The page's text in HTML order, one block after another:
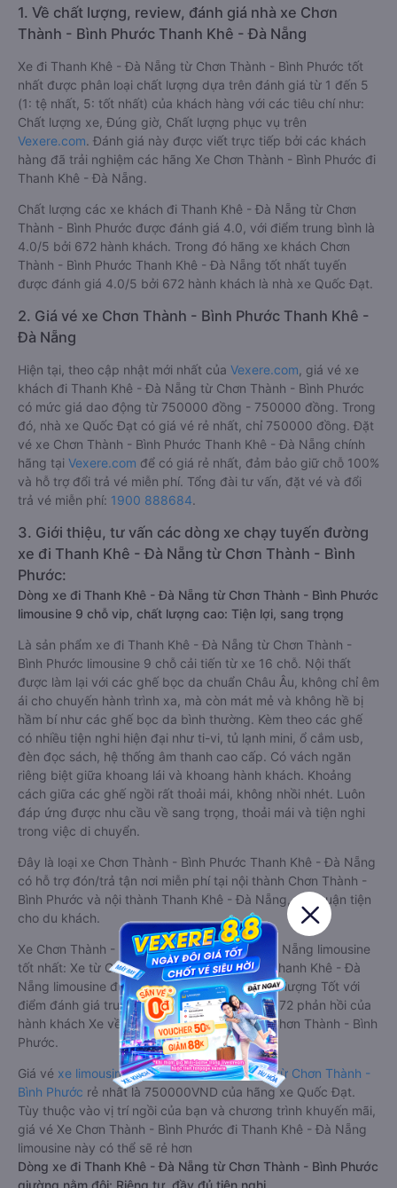
1. Về chất lượng, review, đánh giá nhà xe Chơn
Thành - Bình Phước Thanh Khê - Đà Nẵng
Xe đi Thanh Khê - Đà Nẵng từ Chơn Thành - Bình Phước tốt
nhất được phân loại chất lượng dựa trên đánh giá từ 1 đến 5
(1: tệ nhất, 5: tốt nhất) của khách hàng với các tiêu chí như:
Chất lượng xe, Đúng giờ, Chất lượng phục vụ trên
Vexere.com. Đánh giá này được viết trực tiếp bởi các khách
hàng đã trải nghiệm các hãng Xe Chơn Thành - Bình Phước đi
Thanh Khê - Đà Nẵng.
Chất lượng các xe khách đi Thanh Khê - Đà Nẵng từ Chơn
Thành - Bình Phước được đánh giá 4.0, với điểm trung bình là
4.0/5 bởi 672 hành khách. Trong đó hãng xe khách Chơn
Thành - Bình Phước Thanh Khê - Đà Nẵng tốt nhất tuyến
được đánh giá 4.0/5 bởi 672 hành khách là nhà xe Quốc Đạt.
2. Giá vé xe Chơn Thành - Bình Phước Thanh Khê -
Đà Nẵng
Hiện tại, theo cập nhật mới nhất của Vexere.com , giá vé xe
khách đi Thanh Khê - Đà Nẵng từ Chơn Thành - Bình Phước
có mức giá dao động từ 750000 đồng - 750000 đồng. Trong
đó, nhà xe Quốc Đạt có giá vé rẻ nhất, chỉ 750000 đồng. Đặt
vé xe Chơn Thành - Bình Phước Thanh Khê - Đà Nẵng chính
hãng tại Vexere.com để có giá rẻ nhất, đảm bảo giữ chỗ 100%
và hỗ trợ đổi trả vé miễn phí. Tổng đài tư vấn, đặt vé và đổi
trả vé miễn phí: 1900 888684.
3. Giới thiệu, tư vấn các dòng xe chạy tuyến đường
xe đi Thanh Khê - Đà Nẵng từ Chơn Thành - Bình
Phước:
Dòng xe đi Thanh Khê - Đà Nẵng từ Chơn Thành - Bình Phước
limousine 9 chỗ vip, chất lượng cao: Tiện lợi, sang trọng
Là sản phẩm xe đi Thanh Khê - Đà Nẵng từ Chơn Thành -
Bình Phước limousine 9 chỗ cải tiến từ xe 16 chỗ. Nội thất
được làm lại với các ghế bọc da chuẩn Châu Âu, không chỉ êm
ái cho chuyến hành trình xa, mà còn mát mẻ và không hề bị
hầm bí như các ghế bọc da bình thường. Kèm theo các ghế
có nhiều tiện nghi hiện đại như ti-vi, tủ lạnh mini, ổ cắm usb,
đèn đọc sách, hệ thống âm thanh cao cấp. Có vách ngăn
riêng biệt giữa khoang lái và khoang hành khách. Khoảng
cách giữa các ghế ngồi rất thoải mái, không nhồi nhét. Luôn
đáp ứng được nhu cầu về sang trọng, thoải mái và tiện nghi
trong việc di chuyển.
Đây là loại xe Chơn Thành - Bình Phước Thanh Khê - Đà Nẵng
có hỗ trợ đón/trả tận nơi miễn phí tại nội thành Chơn Thành -
Bình Phước và nội thành Thanh Khê - Đà Nẵng, rất thuận tiện
cho du khách.
Xe Chơn Thành - Bình Phước Thanh Khê - Đà Nẵng limousine
tốt nhất: Xe từ Chơn Thành - Bình Phước đi Thanh Khê - Đà
Nẵng limousine được đánh giá chung có chất lượng Tốt với
điểm đánh giá trung bình từ 4.0/5 dựa trên 672 phản hồi của
hành khách Xe về Thanh Khê - Đà Nẵng từ Chơn Thành - Bình
Phước.
Giá vé xe limousine đi Thanh Khê - Đà Nẵng từ Chơn Thành -
Bình Phước rẻ nhất là 750000VND của hãng xe Quốc Đạt.
Tùy thuộc vào vị trí ngồi của bạn và chương trình khuyến mãi,
giá vé Xe Chơn Thành - Bình Phước đi Thanh Khê - Đà Nẵng
limousine này có thể sẽ rẻ hơn
Dòng xe đi Thanh Khê - Đà Nẵng từ Chơn Thành - Bình Phước
giường nằm đôi: Riêng tư, đầy đủ tiện nghi